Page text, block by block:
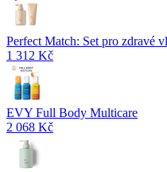
Perfect Match: Set pro zdravé
1 312 Kč
EVY Full Body Multicare
2 068 Kč